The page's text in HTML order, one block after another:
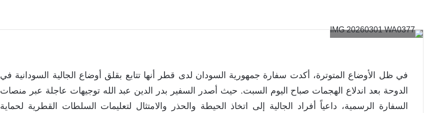
في ظل الأوضاع المتوترة، أكدت سفارة جمهورية السودان لدى قطر أنها تتابع بقلق أوضاع الجالية السودانية في
الدوحة بعد اندلاع الهجمات صباح اليوم السبت. حيث أصدر السفير بدر الدين عبد الله توجيهات عاجلة عبر منصات
السفارة الرسمية، داعياً أفراد الجالية إلى اتخاذ الحيطة والحذر والامتثال لتعليمات السلطات القطرية لحماية